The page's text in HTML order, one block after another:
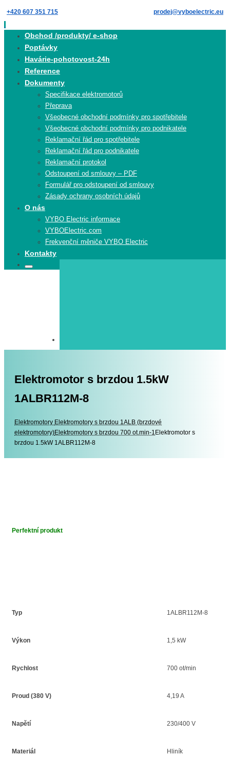
Skip
to
content
+420 607 351 715 prodej@vyboelectric.eu
Obchod /produkty/ e-shop
Poptávky
Havárie-pohotovost-24h
Reference
Dokumenty
Specifikace elektromotorů
Přeprava
Všeobecné obchodní podmínky pro spotřebitele
Všeobecné obchodní podmínky pro podnikatele
Reklamační řád pro spotřebitele
Reklamační řád pro podnikatele
Reklamační protokol
Odstoupení od smlouvy – PDF
Formulář pro odstoupení od smlouvy
Zásady ochrany osobních údajů
O nás
VYBO Electric informace
VYBOElectric.com
Frekvenční měniče VYBO Electric
Kontakty
Search
Search
Elektromotor s brzdou 1.5kW
1ALBR112M-8
Elektromotory Elektromotory
Elektromotory s brzdou 1ALB (brzdové
elektromotory)Elektromotory s brzdou 700 ot.min-1 Elektromotor s
brzdou 1.5kW 1ALBR112M-8
Perfektní produkt
Typ 1ALBR112M-8
Výkon 1,5 kW
Rychlost 700 ot/min
Proud (380 V) 4,19 A
Napětí 230/400 V
Materiál Hliník